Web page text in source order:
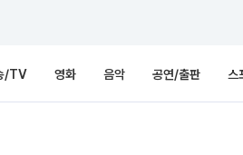
/TV 영화 음악 공연/출판 스